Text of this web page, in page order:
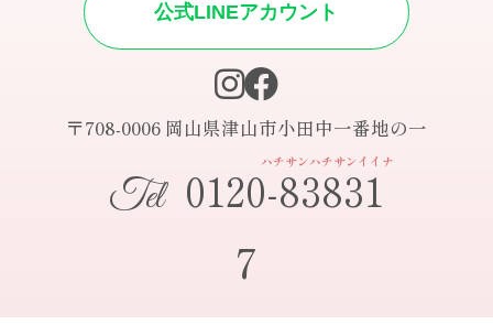
公式LINEアカウント
〒708-0006 岡山県津山市小田中一番地の一
ハチサンハチサンイイナ
Tel 0120-83831
7